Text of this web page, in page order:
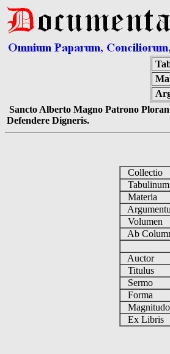
Sancto Alberto Magno Patrono
Defendere Digneris.
Collectio
Tabulinum
Materia
Volumen
Ab
Auctor
Titulus
Sermo
Forma
Magnitudo
Ex Libris